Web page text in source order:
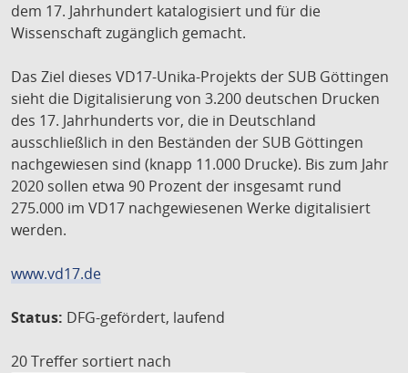
dem 17. Jahrhundert katalogisiert und für die
Wissenschaft zugänglich gemacht.
Das Ziel dieses VD17-Unika-Projekts der SUB Göttingen
sieht die Digitalisierung von 3.200 deutschen Drucken
des 17. Jahrhunderts vor, die in Deutschland
ausschließlich in den Beständen der SUB Göttingen
nachgewiesen sind (knapp 11.000 Drucke). Bis zum Jahr
2020 sollen etwa 90 Prozent der insgesamt rund
275.000 im VD17 nachgewiesenen Werke digitalisiert
werden.
www.vd17.de
Status: DFG-gefördert, laufend
20 Treffer sortiert nach